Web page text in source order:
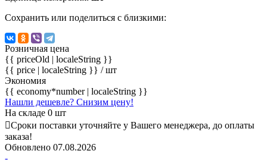
Сохранить или поделиться с близкими:
Розничная цена
{{ priceOld | localeString }}
{{ price | localeString }} / шт
Экономия
{{ economy*number | localeString }}
Нашли дешевле? Снизим цену!
На складе 0 шт
Сроки поставки уточняйте у Вашего менеджера, до оплаты
заказа!
Обновлено 07.08.2026
-